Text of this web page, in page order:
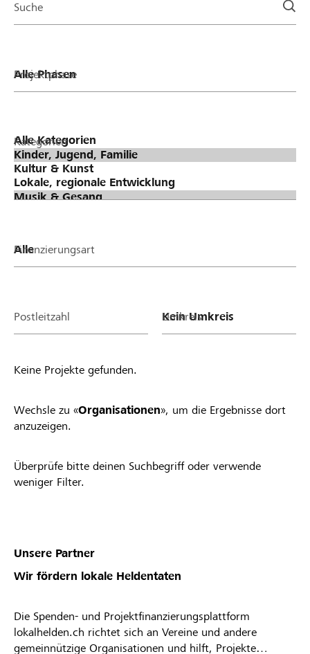
Suche
Projektphase
Kategorien
Finanzierungsart
Postleitzahl Umkreis
Keine Projekte gefunden.
Wechsle zu «Organisationen», um die Ergebnisse dort
anzuzeigen.
Überprüfe bitte deinen Suchbegriff oder verwende
weniger Filter.
Unsere Partner
Wir fördern lokale Heldentaten
Die Spenden- und Projektfinanzierungsplattform
lokalhelden.ch richtet sich an Vereine und andere
gemeinnützige Organisationen und hilft, Projekte